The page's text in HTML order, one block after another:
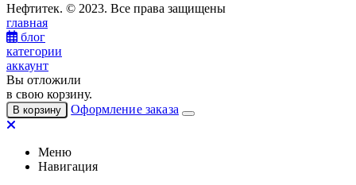
Нефтитек. © 2023. Все права защищены
главная
блог
категории
аккаунт
Вы отложили
в свою корзину.
В корзину Оформление заказа
Меню
Навигация